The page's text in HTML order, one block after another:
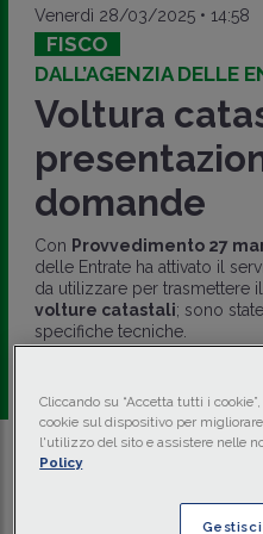
Venerdì 28/03/2025 • 14:58
FISCO
DALL’AGENZIA DELLE
Voltura
domande
Con Provvedimento 27
delle Entrate ha attivato il
da utilizzare per trasmettere il
volture catastali; sono
specifiche tecniche.
Traduci con IA
2 min.
Cliccando su “Accetta tutti i
cookie sul dispositivo per
l'utilizzo del sito e assistere nelle
Policy